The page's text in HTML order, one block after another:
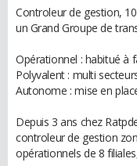
Controleur de gestion,
un Grand Groupe de
Opérationnel : habitué à
Polyvalent : multi
Autonome : mise en
Depuis 3 ans chez
controleur de gestion
opérationnels de 8